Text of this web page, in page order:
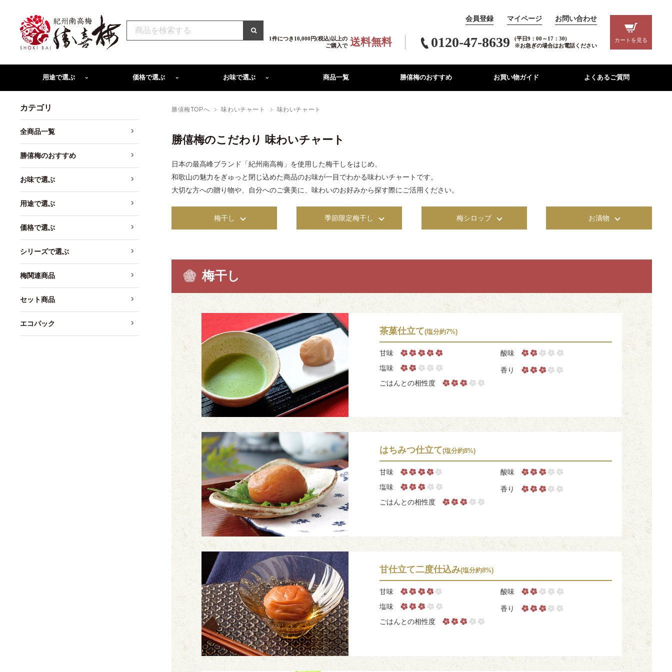
会員登録 マイページ お問い合わせ
1件につき10,000円(税込)以上の
ご購入で 送料無料 0120-47-8639
(平日9：00～17：30)
※お急ぎの場合はお電話ください
カートを見る
用途で選ぶ 価格で選ぶ お味で選ぶ 商品一覧 勝僖梅のおすすめ お買い物ガイド よくあるご質問
勝僖梅TOPへ 味わいチャート 味わいチャート
勝僖梅のこだわり 味わいチャート
日本の最高峰ブランド「紀州南高梅」を使用した梅干しをはじめ、
和歌山の魅力をぎゅっと閉じ込めた商品のお味が一目でわかる味わいチャートです。
大切な方への贈り物や、自分へのご褒美に、味わいのお好みから探す際にご活用ください。
梅干し 季節限定梅干し 梅シロップ お漬物
梅干し
茶菓仕立て(塩分約7%)
甘味
酸味
塩味
香り
ごはんとの相性度
はちみつ仕立て(塩分約8%)
甘味
酸味
塩味
香り
ごはんとの相性度
甘仕立て二度仕込み(塩分約8%)
甘味
酸味
塩味
香り
ごはんとの相性度
カテゴリ
全商品一覧
勝僖梅のおすすめ
お味で選ぶ
用途で選ぶ
価格で選ぶ
シリーズで選ぶ
梅関連商品
セット商品
エコパック